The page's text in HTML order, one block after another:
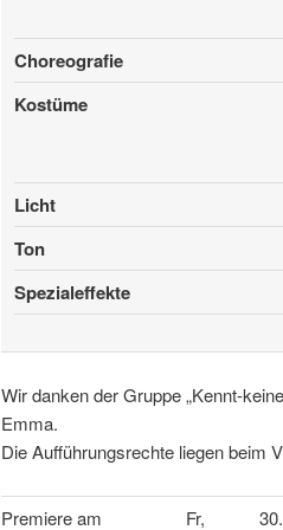
Choreografie
Kostüme
Licht
Ton
Spezialeffekte
Wir danken der Gruppe „Kennt-
Emma.
Die Aufführungsrechte liegen beim
Premiere am Fr,